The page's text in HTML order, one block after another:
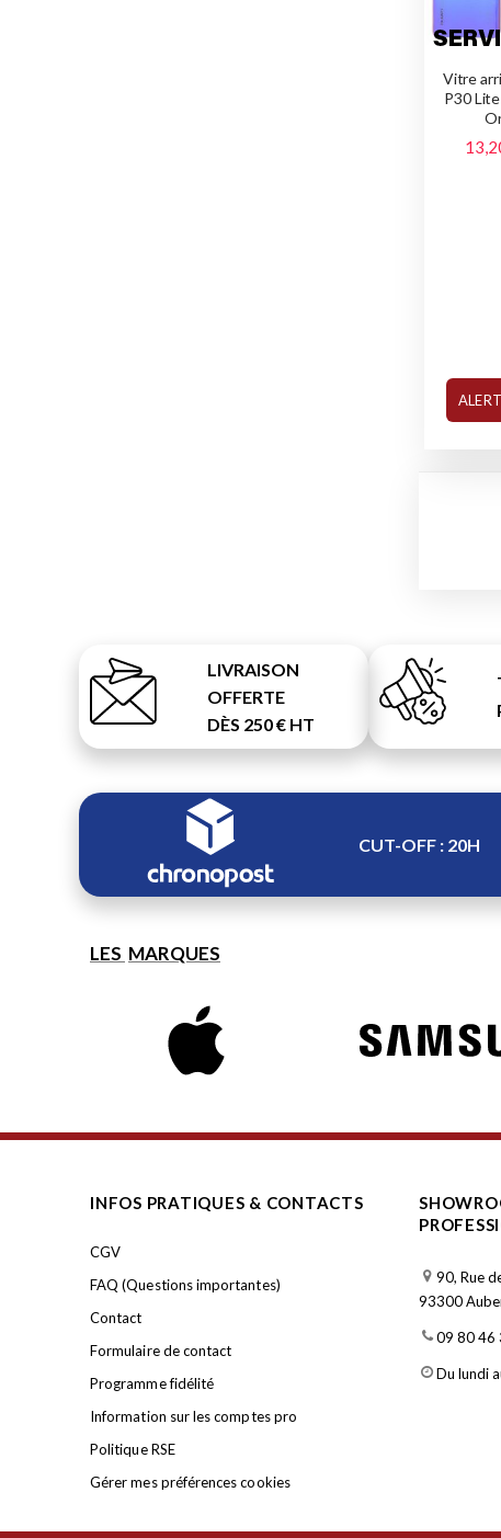
Vitre
P30
LIVRAISON
OFFERTE
DÈS 250 € HT
CUT-OFF : 20H
LES MARQUES
INFOS PRATIQUES & CONTACTS
CGV
FAQ (Questions importantes)
Contact
Formulaire de contact
Programme fidélité
Information sur les comptes pro
Politique RSE
Gérer mes préférences cookies
90, Rue
93300
09 80 46
Du lundi